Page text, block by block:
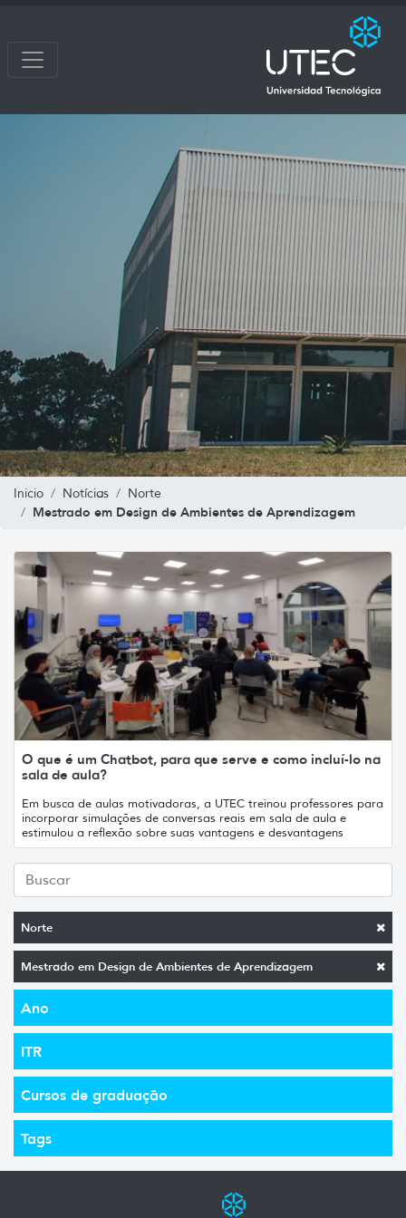
Inicio Notícias Norte
Mestrado em Design de Ambientes de Aprendizagem
Norte
Mestrado em Design de Ambientes de Aprendizagem
Ano
ITR
Cursos de graduação
Tags
O que é um Chatbot, para que serve e como incluí-lo na
sala de aula?
Em busca de aulas motivadoras, a UTEC treinou professores para
incorporar simulações de conversas reais em sala de aula e
estimulou a reflexão sobre suas vantagens e desvantagens